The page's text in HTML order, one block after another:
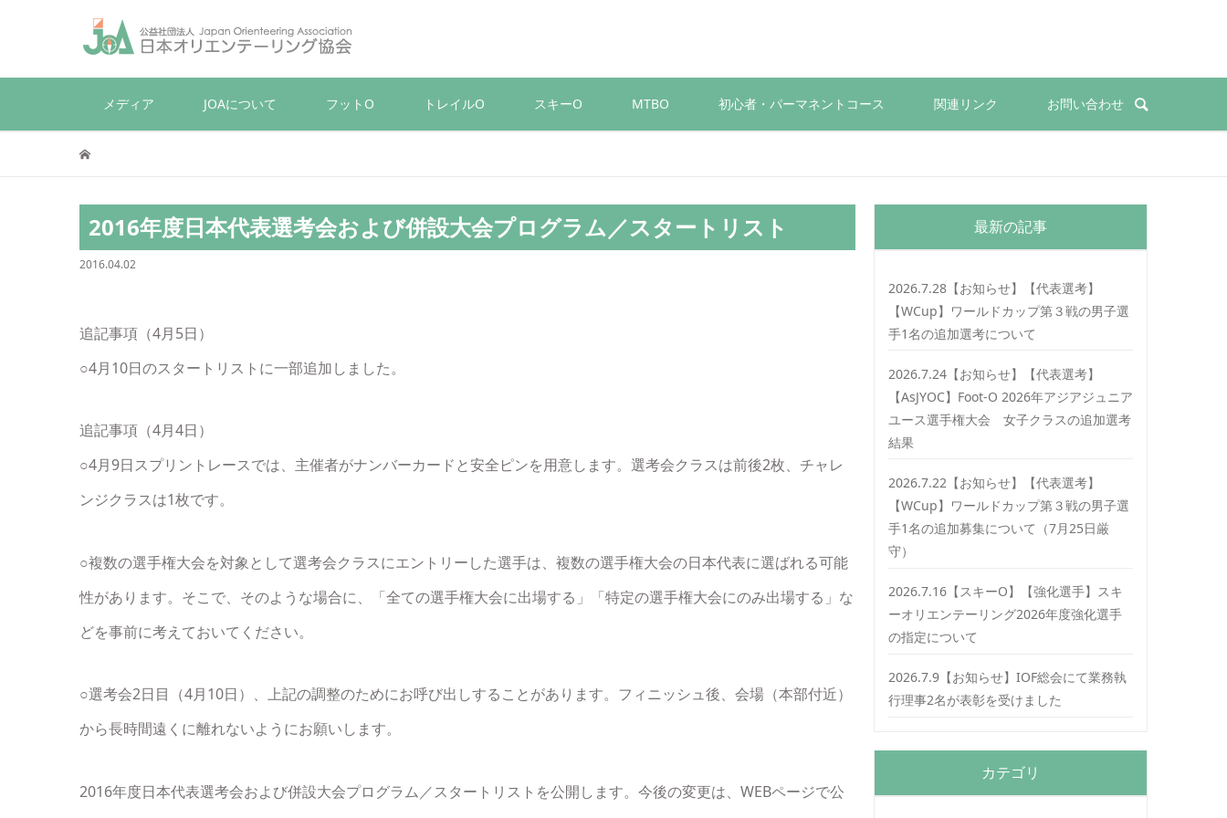
メディア JOAについて フットO トレイルO スキーO MTBO 初心者・パーマネントコース 関連リンク お問い合わせ
2016年度日本代表選考会および併設大会プログラム／スタートリスト
2016.04.02
追記事項（4月5日）
○4月10日のスタートリストに一部追加しました。
追記事項（4月4日）
○4月9日スプリントレースでは、主催者がナンバーカードと安全ピンを用意します。選考会クラスは前後2枚、チャレ
ンジクラスは1枚です。
○複数の選手権大会を対象として選考会クラスにエントリーした選手は、複数の選手権大会の日本代表に選ばれる可能
性があります。そこで、そのような場合に、「全ての選手権大会に出場する」「特定の選手権大会にのみ出場する」な
どを事前に考えておいてください。
○選考会2日目（4月10日）、上記の調整のためにお呼び出しすることがあります。フィニッシュ後、会場（本部付近）
から長時間遠くに離れないようにお願いします。
2016年度日本代表選考会および併設大会プログラム／スタートリストを公開します。今後の変更は、WEBページで公
最新の記事
2026.7.28【お知らせ】【代表選考】
【WCup】ワールドカップ第３戦の男子選
手1名の追加選考について
2026.7.24【お知らせ】【代表選考】
【AsJYOC】Foot-O 2026年アジアジュニア
ユース選手権大会 女子クラスの追加選考
結果
2026.7.22【お知らせ】【代表選考】
【WCup】ワールドカップ第３戦の男子選
手1名の追加募集について（7月25日厳
守）
2026.7.16【スキーO】【強化選手】スキ
ーオリエンテーリング2026年度強化選手
の指定について
2026.7.9【お知らせ】IOF総会にて業務執
行理事2名が表彰を受けました
カテゴリ